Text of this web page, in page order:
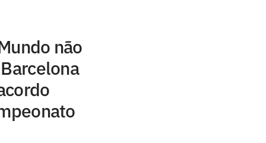
não